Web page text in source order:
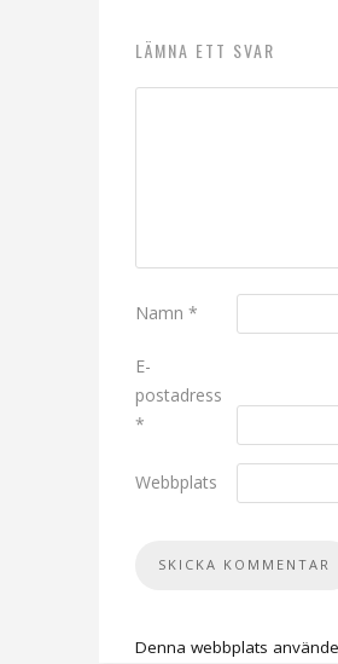
LÄMNA ETT SVAR
Namn *
E-
postadress
*
Webbplats
Denna webbplats